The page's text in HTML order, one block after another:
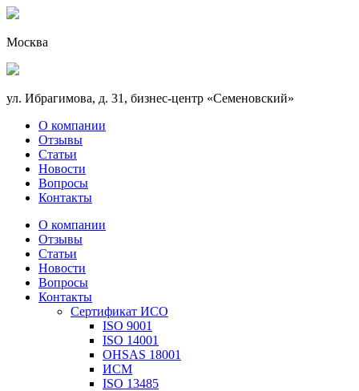
Москва
ул. Ибрагимова, д. 31, бизнес-центр «Семеновский»
О компании
Отзывы
Статьи
Новости
Вопросы
Контакты
О компании
Отзывы
Статьи
Новости
Вопросы
Контакты
Сертификат ИСО
ISO 9001
ISO 14001
OHSAS 18001
ИСМ
ISO 13485